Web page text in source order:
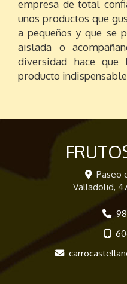
empresa de total
unos productos que
a pequeños y que se
aislada o
diversidad hace que
producto
Paseo
Valladolid,